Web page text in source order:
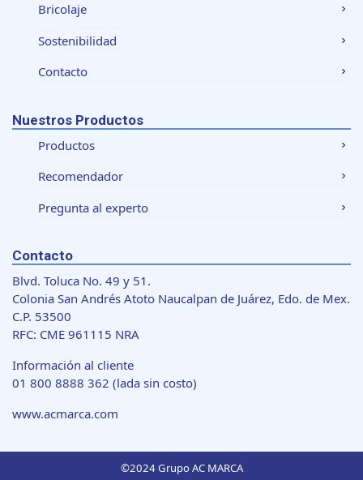
Bricolaje
Sostenibilidad
Contacto
Nuestros Productos
Productos
Recomendador
Pregunta al experto
Contacto
Blvd. Toluca No. 49 y 51.
Colonia San Andrés Atoto Naucalpan de Juárez, Edo. de Mex.
C.P. 53500
RFC: CME 961115 NRA
Información al cliente
01 800 8888 362 (lada sin costo)
www.acmarca.com
©2024 Grupo AC MARCA